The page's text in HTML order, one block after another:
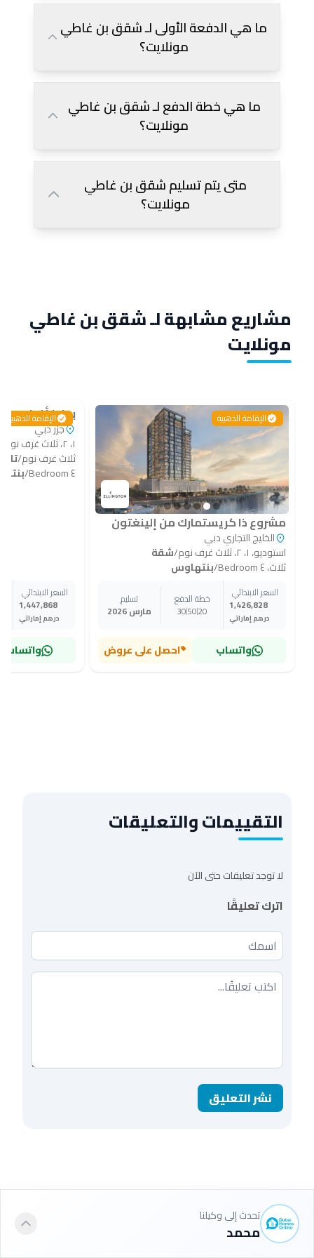
تحدث إلى وكيلنا
محمد
ما هي الدفعة الأولى لـ شقق بن غاطي
مونلايت؟
ما هي خطة الدفع لـ شقق بن غاطي
مونلايت؟
متى يتم تسليم شقق بن غاطي
مونلايت؟
مشاريع مشابهة لـ شقق بن غاطي
مونلايت
الإقامة الذهبية
مشروع ذا كريستمارك من إلينغتون
الخليج التجاري دبي
استوديو، ١، ٢، ثلاث غرف نوم
/شقة
ثلاث، ٤ Bedroom
/بنتهاوس
السعر الابتدائي
1,426,828
درهم إماراتي
خطة الدفع
20
50
30
تسليم
مارس 2026
واتساب احصل على عروض
الإقامة الذهبية
بوندز أفينيو
جزر دبي
١، ٢، ثلاث غرف نوم
ثلاث غرف نوم/
٤ Bedroom
/
السعر الابتدائي
1,447,868
درهم إماراتي
واتساب
التقييمات والتعليقات
لا توجد تعليقات حتى الآن
اترك تعليقًا
اسمك
تعليقك
نشر التعليق